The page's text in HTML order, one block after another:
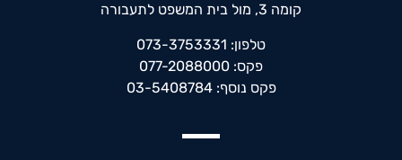
קומה 3, מול בית המשפט לתעבורה
טלפון: 073-3753331
פקס: 077-2088000
פקס נוסף: 03-5408784